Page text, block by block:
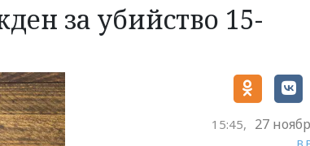
за убийство 15-
15:45, 27